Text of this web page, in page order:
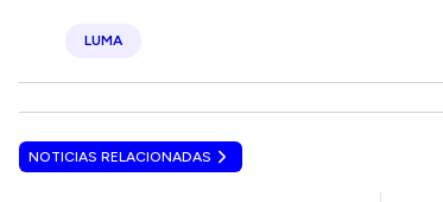
LUMA
NOTICIAS RELACIONADAS